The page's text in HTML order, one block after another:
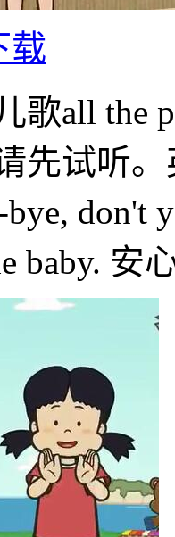
载
歌all the
先试听。
bye, don't
baby. 安